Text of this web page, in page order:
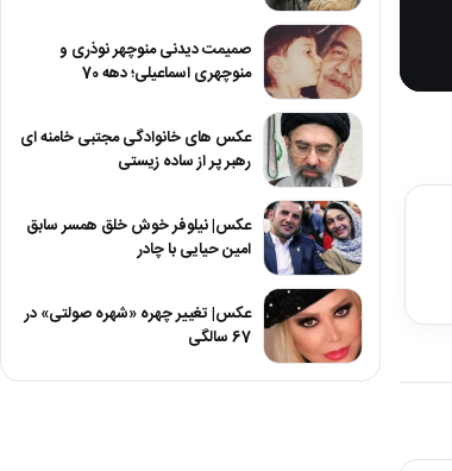
43
صمیمت دیدنی منوچهر نوذری و
منوچهری اسماعیلی؛ دهه 70
عکس های خانوادگی مجتبی خامنه ای
رهبر پر از ساده زیستی
عکس| نیلوفر خوش خلق همسر سابق
امین حیایی با چادر
عکس| تغییر چهره «شهره صولتی» در
67 سالگی